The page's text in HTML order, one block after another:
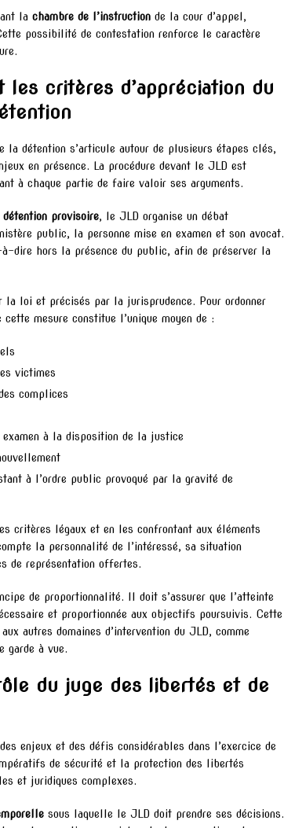
la chambre de l’instruction de la cour d’appel,
possibilité de contestation renforce le caractère
critères d’appréciation du
la détention s’articule autour de plusieurs étapes clés,
en présence. La procédure devant le JLD est
à chaque partie de faire valoir ses arguments.
détention provisoire, le JLD organise un débat
public, la personne mise en examen et son avocat.
dire hors la présence du public, afin de préserver la
loi et précisés par la jurisprudence. Pour ordonner
mesure constitue l’unique moyen de :
victimes
complices
à la disposition de la justice
à l’ordre public provoqué par la gravité de
critères légaux et en les confrontant aux éléments
la personnalité de l’intéressé, sa situation
de représentation offertes.
de proportionnalité. Il doit s’assurer que l’atteinte
et proportionnée aux objectifs poursuivis. Cette
autres domaines d’intervention du JLD, comme
garde à vue.
du juge des libertés et de
enjeux et des défis considérables dans l’exercice de
de sécurité et la protection des libertés
et juridiques complexes.
sous laquelle le JLD doit prendre ses décisions.